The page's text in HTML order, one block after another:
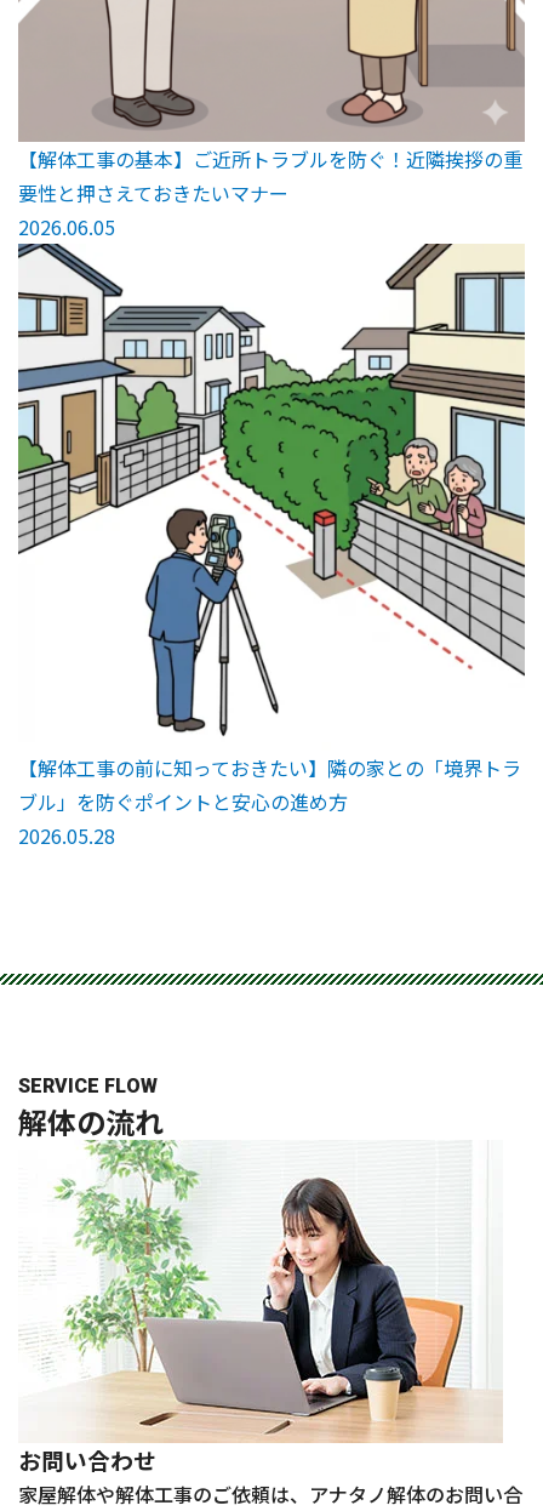
【解体工事の基本】ご近所トラブルを防ぐ！近隣挨拶の重
要性と押さえておきたいマナー
2026.06.05
【解体工事の前に知っておきたい】隣の家との「境界トラ
ブル」を防ぐポイントと安心の進め方
2026.05.28
SERVICE FLOW
解体の流れ
お問い合わせ
家屋解体や解体工事のご依頼は、アナタノ解体のお問い合